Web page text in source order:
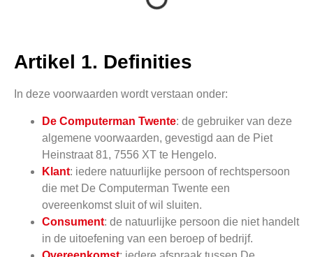
Artikel 1. Definities
In deze voorwaarden wordt verstaan onder:
De Computerman Twente: de gebruiker van deze
algemene voorwaarden, gevestigd aan de Piet
Heinstraat 81, 7556 XT te Hengelo.
Klant: iedere natuurlijke persoon of rechtspersoon
die met De Computerman Twente een
overeenkomst sluit of wil sluiten.
Consument: de natuurlijke persoon die niet handelt
in de uitoefening van een beroep of bedrijf.